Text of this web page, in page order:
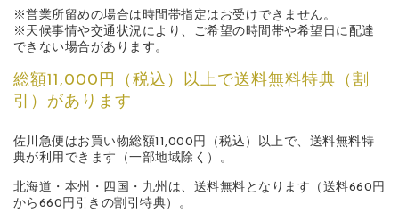
※営業所留めの場合は時間帯指定はお受けできません。
※天候事情や交通状況により、ご希望の時間帯や希望日に配達
できない場合があります。
総額11,000円（税込）以上で送料無料特典（割
引）があります
佐川急便はお買い物総額11,000円（税込）以上で、送料無料特
典が利用できます（一部地域除く）。
北海道・本州・四国・九州は、送料無料となります（送料660円
から660円引きの割引特典）。